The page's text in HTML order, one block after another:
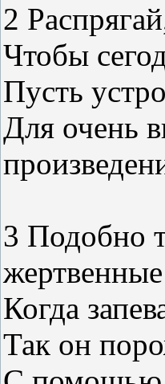
2
Чтобы
Пусть
Для очень
3 Подобно
Когда
Так он